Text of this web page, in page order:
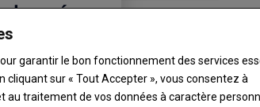
garantir le bon fonctionnement des services
cliquant sur « Tout Accepter », vous consentez à
au traitement de vos données à caractère